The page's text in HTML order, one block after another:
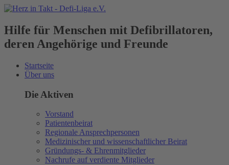
Hilfe für Menschen mit Defibrillatoren,
deren Angehörige und Freunde
Startseite
Über uns
Die Aktiven
Vorstand
Patientenbeirat
Regionale Ansprechpersonen
Medizinischer und wissenschaftlicher Beirat
Gründungs- & Ehrenmitglieder
Nachrufe auf verdiente Mitglieder